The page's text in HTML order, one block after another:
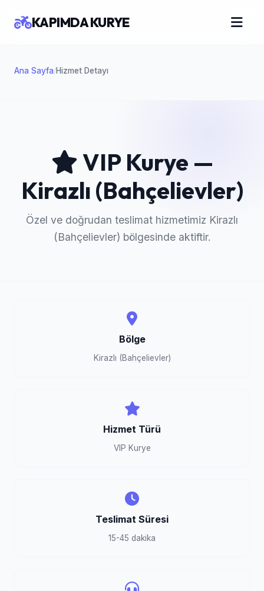
Ana Sayfa/Hizmet Detayı
KAPIMDA KURYE
VIP Kurye —
Kirazlı (Bahçelievler)
Özel ve doğrudan teslimat hizmetimiz Kirazlı
(Bahçelievler) bölgesinde aktiftir.
Bölge
Kirazlı (Bahçelievler)
Hizmet Türü
VIP Kurye
Teslimat Süresi
15-45 dakika